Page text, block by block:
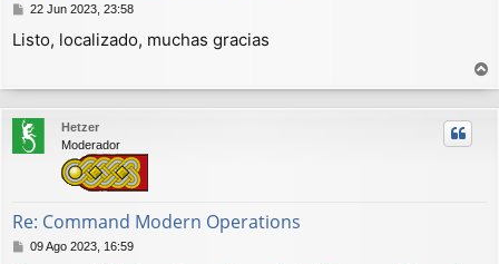
M
n
22 Jun 2023, 23:58
Listo, localizado, muchas gracias
r
r
Hetzer
Moderador
Re: Command Modern Operations
M
09 Ago 2023, 16:59